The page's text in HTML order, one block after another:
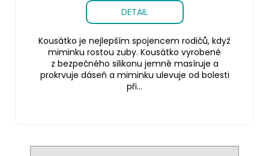
DETAIL
Kousátko je nejlepším spojencem rodičů, když
miminku rostou zuby. Kousátko vyrobené
z bezpečného silikonu jemně masíruje a
prokrvuje dáseň a miminku ulevuje od bolesti
při...